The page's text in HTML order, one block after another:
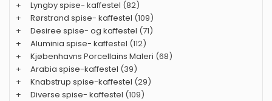
+
Lyngby spise- kaffestel (82)
+
Rørstrand spise- kaffestel (109)
+
Desiree spise- og kaffestel (71)
+
Aluminia spise- kaffestel (112)
+
Kjøbenhavns Porcellains Maleri (68)
+
Arabia spise-kaffestel (39)
+
Knabstrup spise-kaffestel (29)
+
Diverse spise- kaffestel (109)